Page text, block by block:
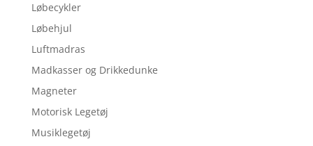
Løbecykler
Løbehjul
Luftmadras
Madkasser og Drikkedunke
Magneter
Motorisk Legetøj
Musiklegetøj